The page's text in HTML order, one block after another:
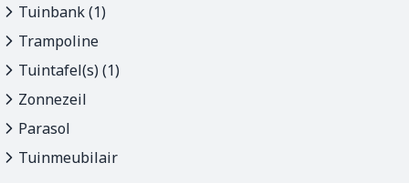
Tuinbank (1)
Trampoline
Tuintafel(s) (1)
Zonnezeil
Parasol
Tuinmeubilair